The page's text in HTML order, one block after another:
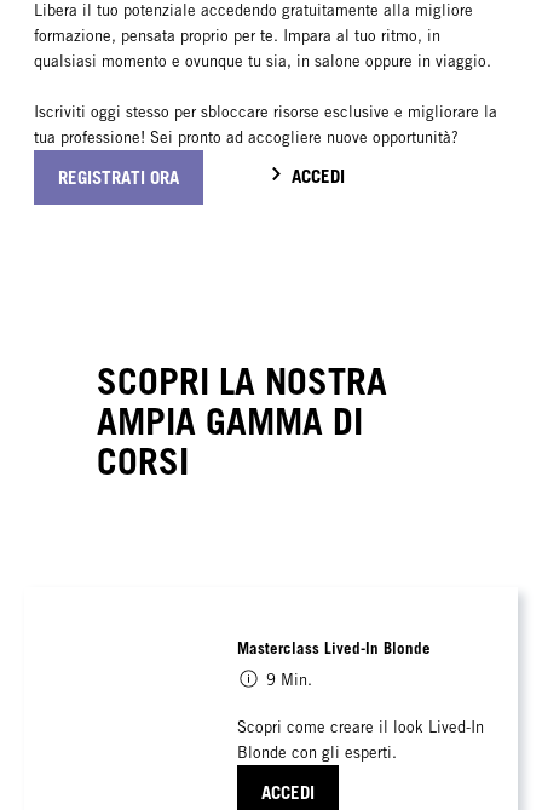
Libera il tuo potenziale accedendo gratuitamente alla migliore
formazione, pensata proprio per te. Impara al tuo ritmo, in
qualsiasi momento e ovunque tu sia, in salone oppure in viaggio.
Iscriviti oggi stesso per sbloccare risorse esclusive e migliorare la
tua professione! Sei pronto ad accogliere nuove opportunità?
REGISTRATI ORA ACCEDI
SCOPRI LA NOSTRA
AMPIA GAMMA DI
CORSI
Masterclass Lived-In Blonde
9 Min.
Scopri come creare il look Lived-In
Blonde con gli esperti.
ACCEDI